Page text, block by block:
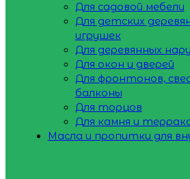
Для садовой мебели
Для детских
игрушек
Для деревянных
Для окон и дверей
Для фронтонов,
балконы
Для торцов
Для камня и
Масла и пропитки для